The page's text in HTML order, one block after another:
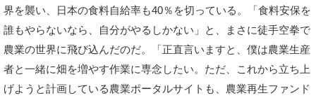
界を襲い、日本の食料自給率も40％を切っている。「食料安保を
誰もやらないなら、自分がやるしかない」と、まさに徒手空拳で
農業の世界に飛び込んだのだ。「正直言いますと、僕は農業生産
者と一緒に畑を増やす作業に専念したい。ただ、これから立ち上
げようと計画している農業ポータルサイトも、農業再生ファンド